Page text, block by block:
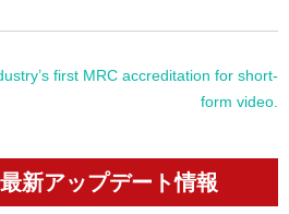
first MRC accreditation for short-
form video.
新アップデート情報